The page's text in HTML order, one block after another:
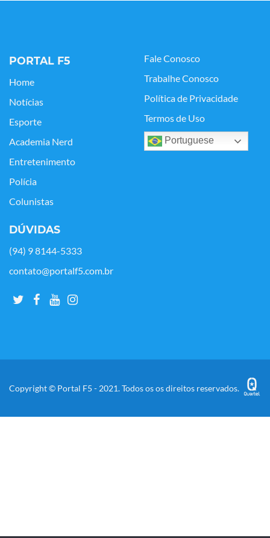
PORTAL F5
Home
Notícias
Esporte
Academia Nerd
Entretenimento
Polícia
Colunistas
Fale Conosco
Trabalhe Conosco
Política de Privacidade
Termos de Uso
Portuguese
DÚVIDAS
(94) 9 8144-5333
contato@portalf5.com.br
Copyright © Portal F5 - 2021. Todos os os direitos reservados.